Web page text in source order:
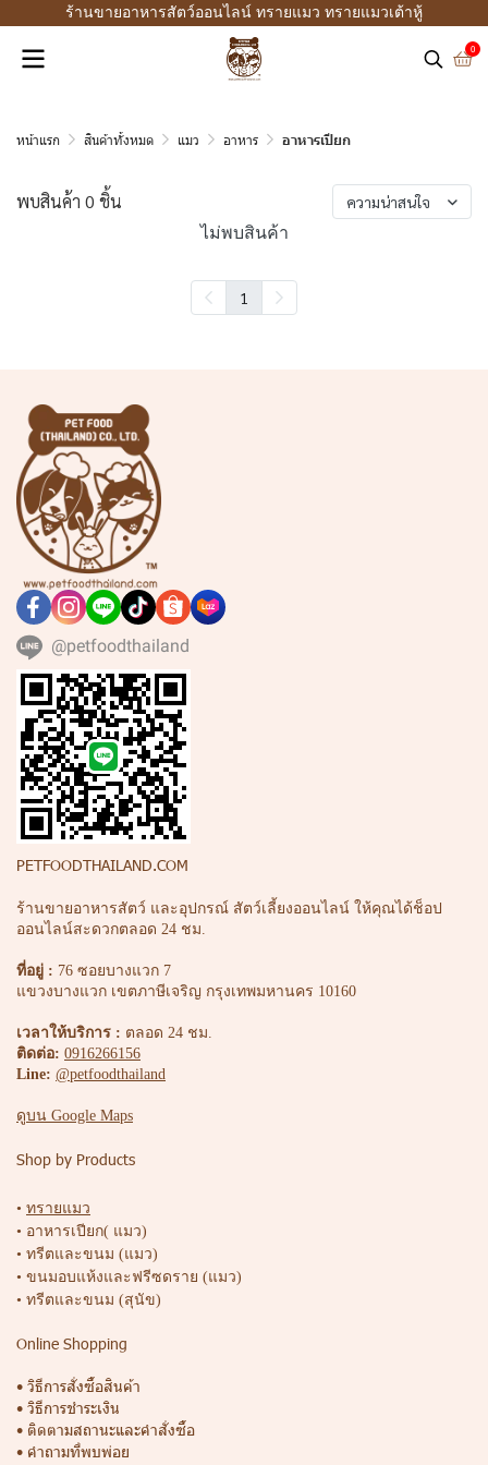
ร้านขายอาหารสัตว์ออนไลน์ ทรายแมว ทรายแมวเต้าหู้
0
หน้าแรก สินค้าทั้งหมด แมว อาหาร อาหารเปียก
พบสินค้า 0 ชิ้น ความน่าสนใจ
ไม่พบสินค้า
1
@petfoodthailand
PETFOODTHAILAND.COM
ร้านขายอาหารสัตว์ และอุปกรณ์ สัตว์เลี้ยงออนไลน์ ให้คุณได้ช็อป
ออนไลน์สะดวกตลอด 24 ชม.
ที่อยู่ : 76 ซอยบางแวก 7
แขวงบางแวก เขตภาษีเจริญ กรุงเทพมหานคร 10160
เวลาให้บริการ : ตลอด 24 ชม.
ติดต่อ: 0916266156
Line: @petfoodthailand
ดูบน Google Maps
Shop by Products
• ทรายแมว
• อาหารเปียก( แมว)
• ทรีตและขนม (แมว)
• ขนมอบแห้งและฟรีซดราย (แมว)
• ทรีตและขนม (สุนัข)
Online Shopping
• วิธีการสั่งซื้อสินค้า
• วิธีการชำระเงิน
• ติดตามสถานะและคำสั่งซื้อ
• คำถามที่พบพ่อย